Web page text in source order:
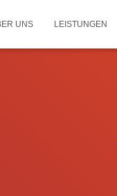
UNS LEISTUNGEN